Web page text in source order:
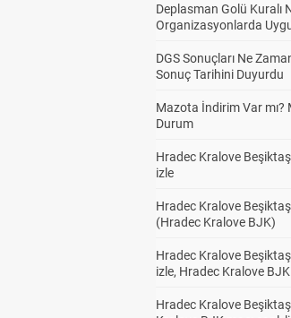
Deplasman Golü Kuralı
Organizasyonlarda
DGS Sonuçları Ne
Sonuç Tarihini Duyurdu
Mazota İndirim Var mı?
Durum
Hradec Kralove Beşiktaş
izle
Hradec Kralove
(Hradec Kralove BJK)
Hradec Kralove
izle, Hradec Kralove
Hradec Kralove